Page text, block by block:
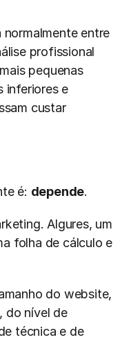
profissional
pequenas
inferiores e
custar
é: depende.
Algures, um
folha de cálculo e
do website,
do nível de
técnica e de